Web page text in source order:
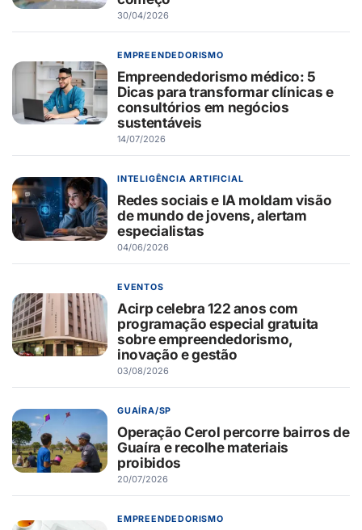
30/04/2026
EMPREENDEDORISMO
Empreendedorismo médico: 5
Dicas para transformar clínicas e
consultórios em negócios
sustentáveis
14/07/2026
INTELIGÊNCIA ARTIFICIAL
Redes sociais e IA moldam visão
de mundo de jovens, alertam
especialistas
04/06/2026
EVENTOS
Acirp celebra 122 anos com
programação especial gratuita
sobre empreendedorismo,
inovação e gestão
03/08/2026
GUAÍRA/SP
Operação Cerol percorre bairros de
Guaíra e recolhe materiais
proibidos
20/07/2026
EMPREENDEDORISMO